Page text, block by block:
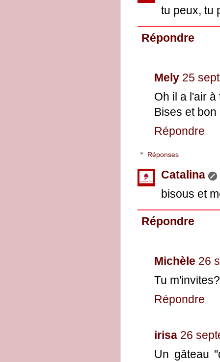
tu peux, tu
Répondre
Mely 25
Oh il a l'air à
Bises et
Répondre
Réponses
Catalina
bisous et
Répondre
Michèle 26
Tu
Répondre
irisa 26
Un gâteau